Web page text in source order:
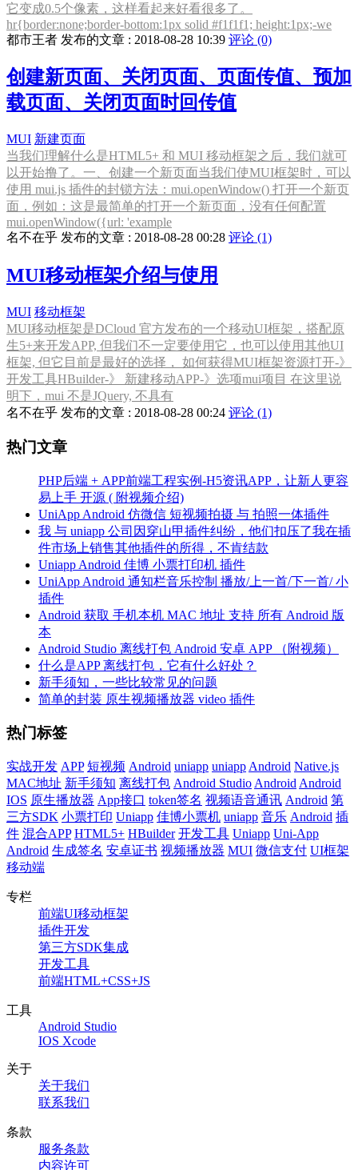
它变成0.5个像素，这样看起来好看很多了。
hr{border:none;border-bottom:1px solid #f1f1f1; height:1px;-we
都市王者 发布的文章 : 2018-08-28 10:39 评论 (0)
创建新页面、关闭页面、页面传值、预加
载页面、关闭页面时回传值
MUI 新建页面
当我们理解什么是HTML5+ 和 MUI 移动框架之后，我们就可
以开始撸了。一、创建一个新页面当我们使MUI框架时，可以
使用 mui.js 插件的封锁方法：mui.openWindow() 打开一个新页
面，例如：这是最简单的打开一个新页面，没有任何配置
mui.openWindow({url: 'example
名不在乎 发布的文章 : 2018-08-28 00:28 评论 (1)
MUI移动框架介绍与使用
MUI 移动框架
MUI移动框架是DCloud 官方发布的一个移动UI框架，搭配原
生5+来开发APP, 但我们不一定要使用它，也可以使用其他UI
框架, 但它目前是最好的选择， 如何获得MUI框架资源打开-》
开发工具HBuilder-》 新建移动APP-》选项mui项目 在这里说
明下，mui 不是JQuery, 不具有
名不在乎 发布的文章 : 2018-08-28 00:24 评论 (1)
热门文章
PHP后端 + APP前端工程实例-H5资讯APP，让新人更容
易上手 开源 ( 附视频介绍)
UniApp Android 仿微信 短视频拍摄 与 拍照一体插件
我 与 uniapp 公司因穿山甲插件纠纷，他们扣压了我在插
件市场上销售其他插件的所得，不肯结款
Uniapp Android 佳博 小票打印机 插件
UniApp Android 通知栏音乐控制 播放/上一首/下一首/ 小
插件
Android 获取 手机本机 MAC 地址 支持 所有 Android 版
本
Android Studio 离线打包 Android 安卓 APP （附视频）
什么是APP 离线打包，它有什么好处？
新手须知，一些比较常见的问题
简单的封装 原生视频播放器 video 插件
热门标签
实战开发 APP 短视频 Android uniapp uniapp Android Native.js
MAC地址 新手须知 离线打包 Android Studio Android Android
IOS 原生播放器 App接口 token签名 视频语音通讯 Android 第
三方SDK 小票打印 Uniapp 佳博小票机 uniapp 音乐 Android 插
件 混合APP HTML5+ HBuilder 开发工具 Uniapp Uni-App
Android 生成签名 安卓证书 视频播放器 MUI 微信支付 UI框架
移动端
专栏
前端UI移动框架
插件开发
第三方SDK集成
开发工具
前端HTML+CSS+JS
工具
Android Studio
IOS Xcode
关于
关于我们
联系我们
条款
服务条款
内容许可